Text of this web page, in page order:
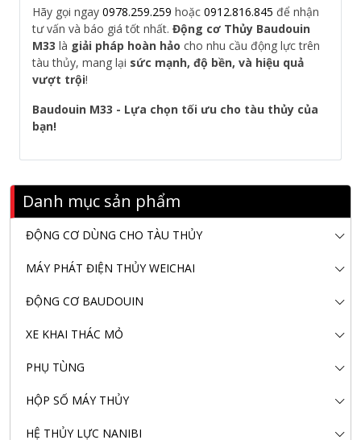
Danh mục sản phẩm
ĐỘNG CƠ DÙNG CHO TÀU THỦY
MÁY PHÁT ĐIỆN THỦY WEICHAI
ĐỘNG CƠ BAUDOUIN
XE KHAI THÁC MỎ
PHỤ TÙNG
HỘP SỐ MÁY THỦY
HỆ THỦY LỰC NANIBI
Hãy gọi ngay 0978.259.259 hoặc 0912.816.845 để nhận
tư vấn và báo giá tốt nhất. Động cơ Thủy Baudouin
M33 là giải pháp hoàn hảo cho nhu cầu động lực trên
tàu thủy, mang lại sức mạnh, độ bền, và hiệu quả
vượt trội!
Baudouin M33 - Lựa chọn tối ưu cho tàu thủy của
bạn!